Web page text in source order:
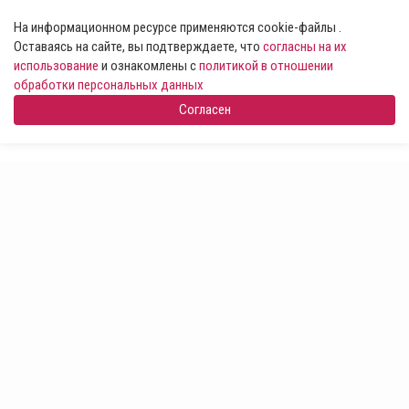
На информационном ресурсе применяются cookie-файлы .
Оставаясь на сайте, вы подтверждаете, что согласны на их
использование и ознакомлены сполитикой в отношении
обработки персональных данных
Согласен